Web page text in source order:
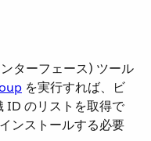
ターフェース) ツール
​ を実行すれば、ビ
ID のリストを取得で
ンストールする必要